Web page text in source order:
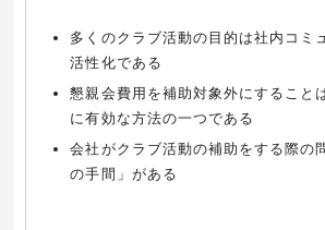
多くのクラブ活動の目的は社内コミ
活性化である
懇親会費用を補助対象外にすること
に有効な方法の一つである
会社がクラブ活動の補助をする際の
の手間」がある